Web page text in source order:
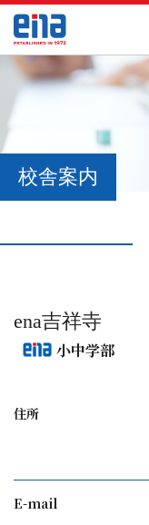
校舎案内
ena吉祥寺
小中学部
住所
E-mail